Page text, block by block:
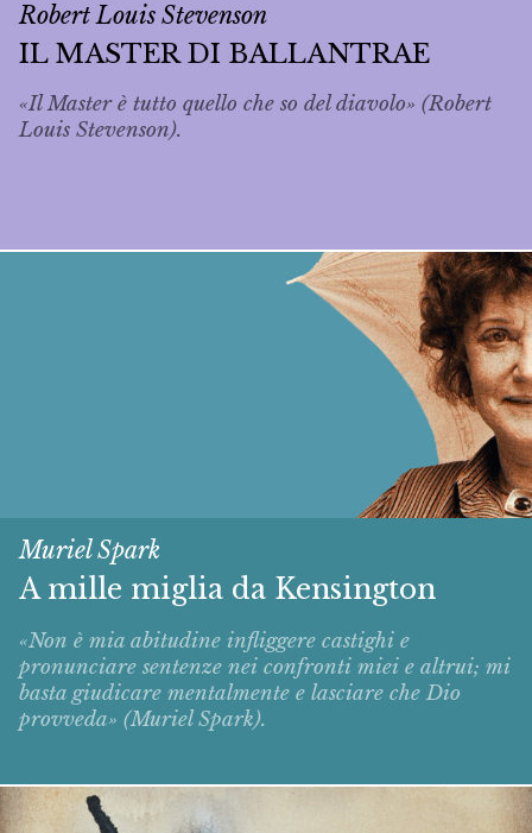
Robert Louis Stevenson
IL MASTER DI BALLANTRAE
«Il Master è tutto quello che so del diavolo» (Robert
Louis Stevenson).
Muriel Spark
A mille miglia da Kensington
«Non è mia abitudine infliggere castighi e
pronunciare sentenze nei confronti miei e altrui; mi
basta giudicare mentalmente e lasciare che Dio
provveda» (Muriel Spark).